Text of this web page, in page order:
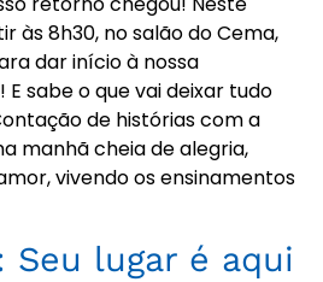
às 8h30, no salão do Cema,
dar início à nossa
sabe o que vai deixar tudo
de histórias com a
manhã cheia de alegria,
vivendo os ensinamentos
Seu lugar é aqui